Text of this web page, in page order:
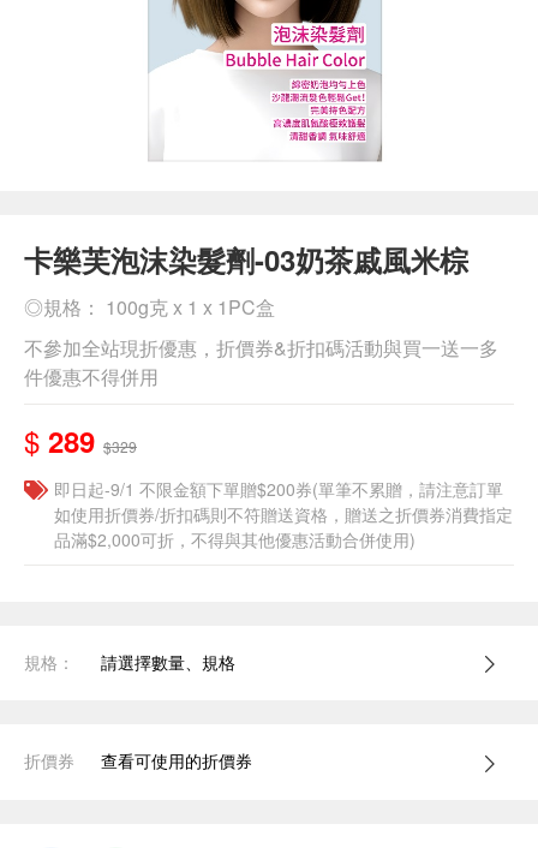
卡樂芙泡沫染髮劑-03奶茶戚風米棕
◎規格： 100g克 x 1 x 1PC盒
不參加全站現折優惠，折價券&折扣碼活動與買一送一多
件優惠不得併用
$ 289 $329
即日起-9/1 不限金額下單贈$200券(單筆不累贈，請注意訂單
如使用折價券/折扣碼則不符贈送資格，贈送之折價券消費指定
品滿$2,000可折，不得與其他優惠活動合併使用)
規格： 請選擇數量、規格
折價券 查看可使用的折價券